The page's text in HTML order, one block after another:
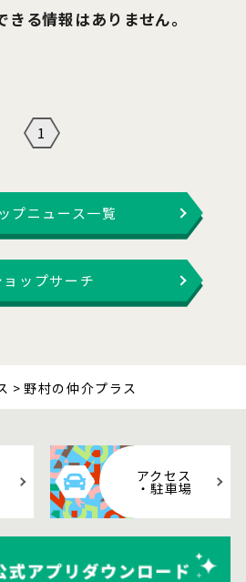
る情報はありません。
1
プニュース一覧
ョップサーチ
野村の仲介プラス
アクセス
・駐車場